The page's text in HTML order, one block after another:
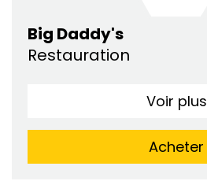
Big Daddy's
Restauration
Voir plus
Acheter